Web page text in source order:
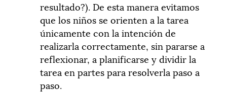
resultado?). De esta manera evitamos
que los niños se orienten a la tarea
únicamente con la intención de
realizarla correctamente, sin pararse a
reflexionar, a planificarse y dividir la
tarea en partes para resolverla paso a
paso.